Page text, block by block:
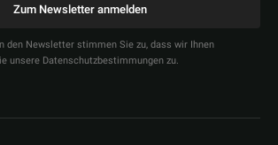
Zum Newsletter anmelden
den Newsletter stimmen Sie zu, dass wir Ihnen
unsere Datenschutzbestimmungen zu.